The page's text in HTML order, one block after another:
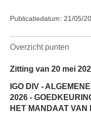
Publicatiedatum: 21/05/
Overzicht punten
Zitting van 20 mei
IGO DIV -
2026 -
HET MANDAAT VAN